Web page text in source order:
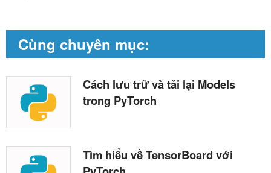
Cùng chuyên mục:
Cách lưu trữ và tải lại Models
trong PyTorch
Tìm hiểu về TensorBoard với